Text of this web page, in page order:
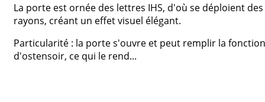
La porte est ornée des lettres IHS, d'où se déploient des
rayons, créant un effet visuel élégant.
Particularité : la porte s'ouvre et peut remplir la fonction
d'ostensoir, ce qui le rend...